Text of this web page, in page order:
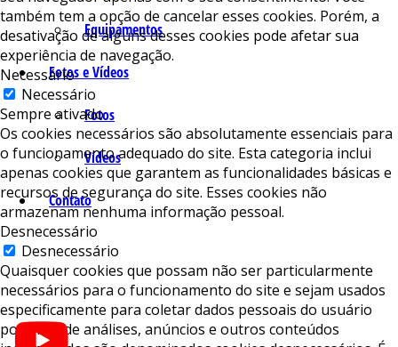
Equipamentos
Fotos e Vídeos
Fotos
Vídeos
Contato
também tem a opção de cancelar esses cookies. Porém, a
desativação de alguns desses cookies pode afetar sua
experiência de navegação.
Necessário
Necessário
Sempre ativado
Os cookies necessários são absolutamente essenciais para
o funcionamento adequado do site. Esta categoria inclui
apenas cookies que garantem as funcionalidades básicas e
recursos de segurança do site. Esses cookies não
armazenam nenhuma informação pessoal.
Desnecessário
Desnecessário
Quaisquer cookies que possam não ser particularmente
necessários para o funcionamento do site e sejam usados ​​
especificamente para coletar dados pessoais do usuário
por meio de análises, anúncios e outros conteúdos